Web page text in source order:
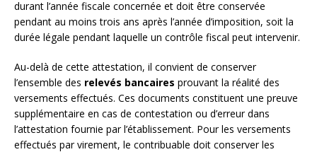
durant l’année fiscale concernée et doit être conservée
pendant au moins trois ans après l’année d’imposition, soit la
durée légale pendant laquelle un contrôle fiscal peut intervenir.
Au-delà de cette attestation, il convient de conserver
l’ensemble des relevés bancaires prouvant la réalité des
versements effectués. Ces documents constituent une preuve
supplémentaire en cas de contestation ou d’erreur dans
l’attestation fournie par l’établissement. Pour les versements
effectués par virement, le contribuable doit conserver les